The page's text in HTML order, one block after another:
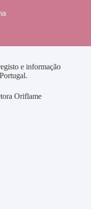
e informação
Oriflame